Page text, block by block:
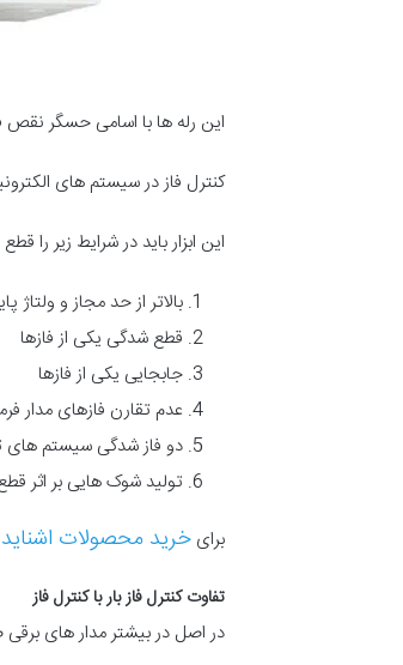
این رله ها با اسامی حسگر نقص
کنترل فاز در سیستم های
این ابزار باید در شرایط زیر را
بالاتر از حد مجاز و ولتاژ
قطع شدگی یکی از فازها
جابجایی یکی از فازها
عدم تقارن فازهای مدار
دو فاز شدگی سیستم های
تولید شوک هایی بر اثر
برایخرید محصولات
تفاوت کنترل فاز بار با کنترل فاز
در اصل در بیشتر مدار های برقی